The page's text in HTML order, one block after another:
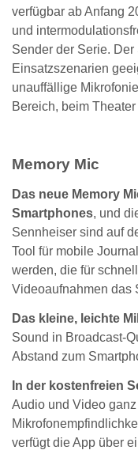
verfügbar ab Anfang
und
Sender der Serie.
Einsatzszenarien
unauffällige
Bereich, beim
Memory Mic
Das neue Memory
Smartphones, und
Sennheiser sind auf
Tool für mobile
werden, die für
Videoaufnahmen das
Das kleine, leichte
Sound in Broadcast-
Abstand zum
In der kostenfreien
Audio und Video
verfügt die App über